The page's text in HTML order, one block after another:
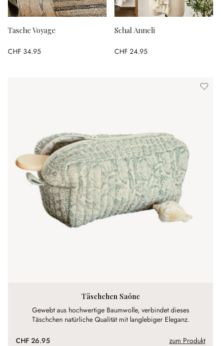
Tasche Voyage
CHF 34.95
Täschchen Saône
Gewebt aus hochwertige Baumwolle, verbindet dieses
Täschchen natürliche Qualität mit langlebiger Eleganz.
CHF 26.95 zum Produkt
Schal Anneli
CHF 24.95